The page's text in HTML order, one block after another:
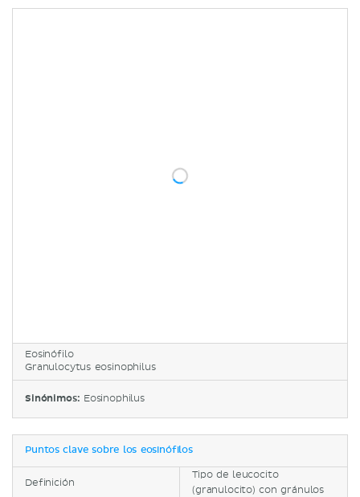
Eosinófilo
Granulocytus eosinophilus
Sinónimos: Eosinophilus
Puntos clave sobre los eosinófilos
Definición
Tipo de leucocito
(granulocito) con gránulos